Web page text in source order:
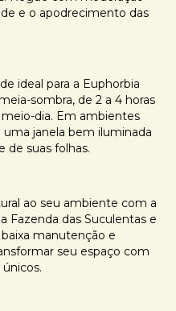
e o apodrecimento das
ideal para a Euphorbia
sombra, de 2 a 4 horas
dia. Em ambientes
janela bem iluminada
de suas folhas.
ao seu ambiente com a
Fazenda das Suculentas e
manutenção e
seu espaço com